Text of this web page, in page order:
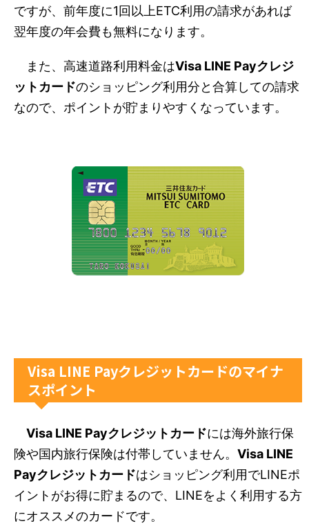
ですが、前年度に1回以上ETC利用の請求があれば
翌年度の年会費も無料になります。
また、高速道路利用料金はVisa LINE Payクレジ
ットカードのショッピング利用分と合算しての請求
なので、ポイントが貯まりやすくなっています。
Visa LINE Payクレジットカードのマイナ
スポイント
Visa LINE Payクレジットカードには海外旅行保
険や国内旅行保険は付帯していません。 Visa LINE
Payクレジットカードはショッピング利用でLINEポ
イントがお得に貯まるので、LINEをよく利用する方
にオススメのカードです。